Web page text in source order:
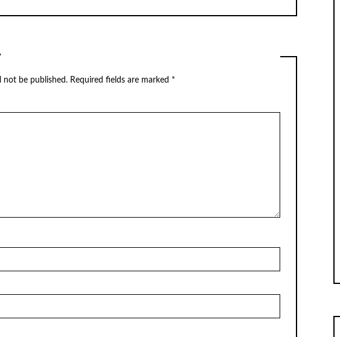
not be published. Required fields are marked *